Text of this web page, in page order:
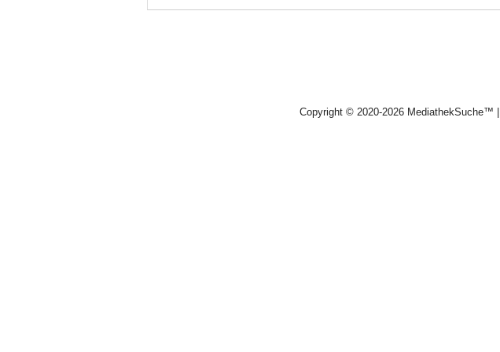
Copyright © 2020-2026 MediathekSuche™ |